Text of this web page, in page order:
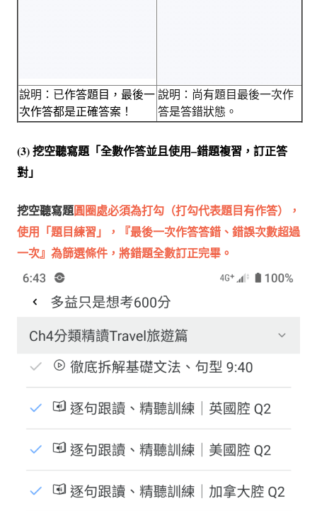
說明：已作答題目，最後一
次作答都是正確答案！
說明：尚有題目最後一次作
答是答錯狀態。
(3) 挖空聽寫題「全數作答並且使用–錯題複習，訂正答
對」
挖空聽寫題圓圈處必須為打勾（打勾代表題目有作答），
使用「題目練習 」，『最後一次作答答錯、錯誤次數超過
一次』為篩選條件，將錯題全數訂正完畢。